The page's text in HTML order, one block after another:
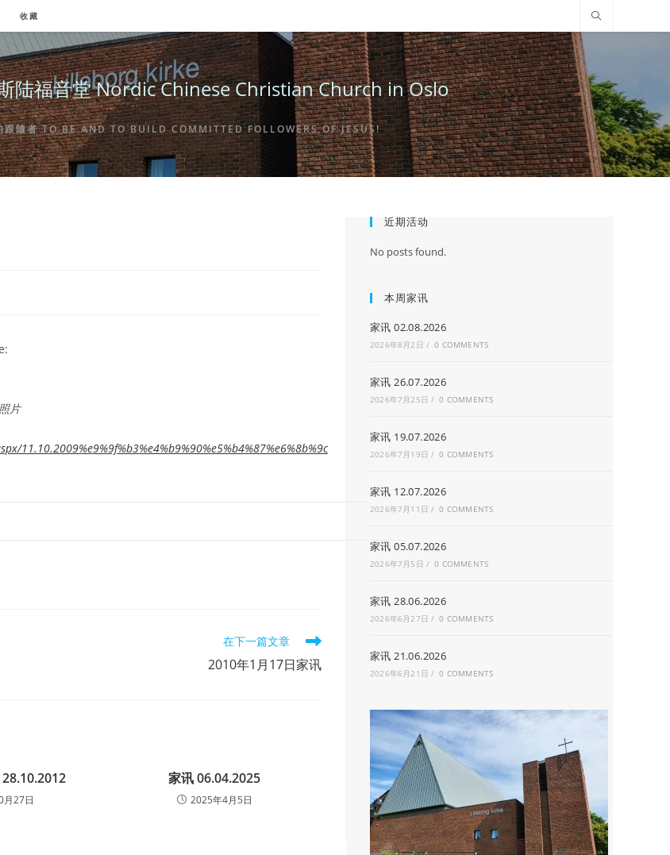
收藏
陆福音堂 Nordic Chinese Christian Church in Oslo
跟隨者 TO BE AND TO BUILD COMMITTED FOLLOWERS OF JESUS!
片
11.10.2009%e9%9f%b3%e4%b9%90%e5%b4%87%e6%8b%9c
在下一篇文章
2010年1月17日家讯
月27日
家讯 06.04.2025
2025年4月5日
近期活动
No posts found.
本周家讯
家讯 02.08.2026
2026年8月2日 / 0 COMMENTS
家讯 26.07.2026
2026年7月25日 / 0 COMMENTS
家讯 19.07.2026
2026年7月19日 / 0 COMMENTS
家讯 12.07.2026
2026年7月11日 / 0 COMMENTS
家讯 05.07.2026
2026年7月5日 / 0 COMMENTS
家讯 28.06.2026
2026年6月27日 / 0 COMMENTS
家讯 21.06.2026
2026年6月21日 / 0 COMMENTS